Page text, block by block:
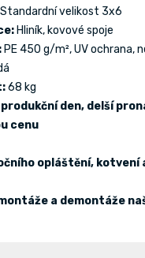
Standardní velikost 3x6
Hliník, kovové spoje
PE 450 g/m², UV ochrana,
68 kg
produkční den, delší
cenu
opláštění, kotvení
a demontáže